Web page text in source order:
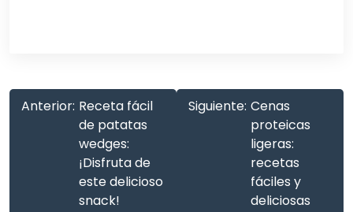
Anterior: Receta fácil
de patatas
wedges:
¡Disfruta de
este delicioso
snack!
Siguiente: Cenas
proteicas
ligeras:
recetas
fáciles y
deliciosas